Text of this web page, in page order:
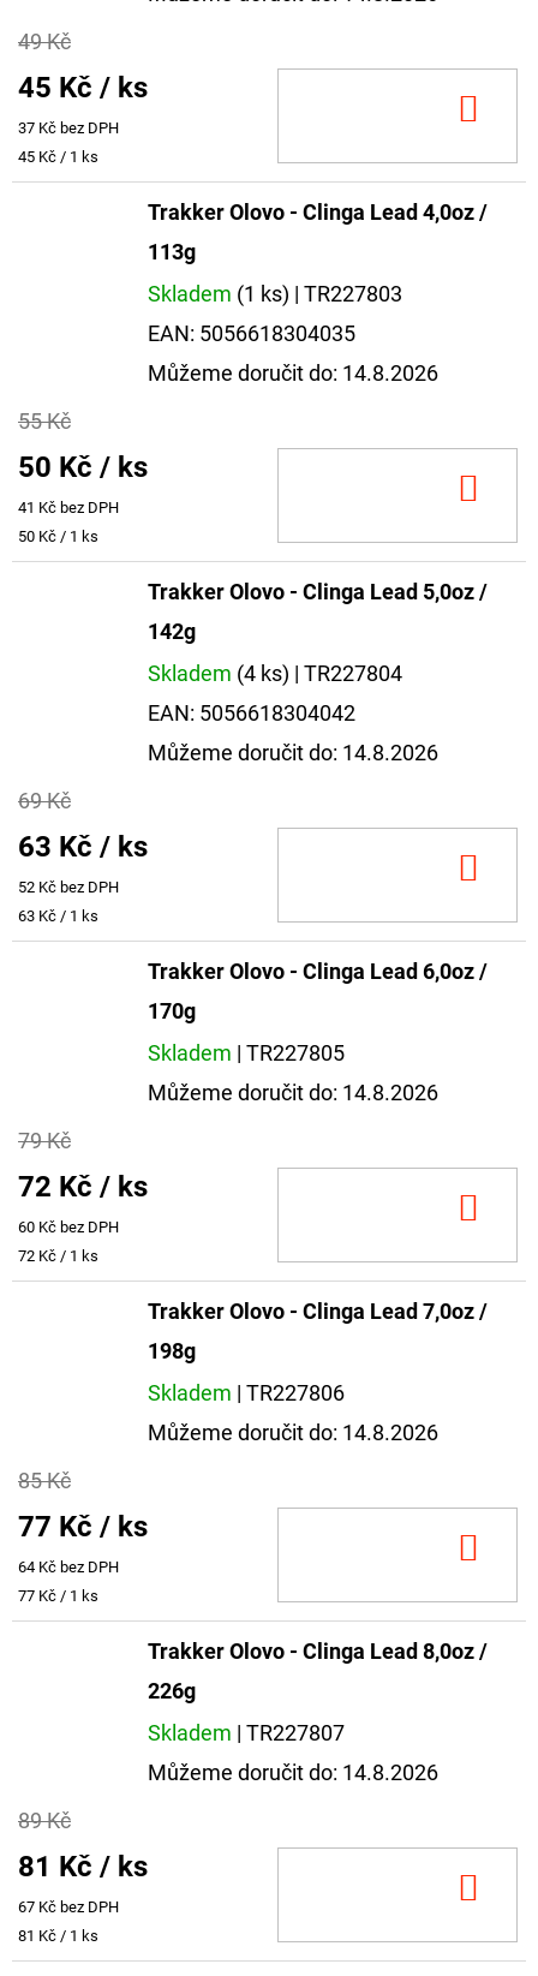
49 Kč
45 Kč / ks
37 Kč bez DPH
Měrná
cena:
45 Kč / 1 ks
Trakker Olovo - Clinga Lead 4,0oz /
113g
Skladem (1 ks) | TR227803
EAN: 5056618304035
Můžeme doručit do: 14.8.2026
55 Kč
50 Kč / ks
41 Kč bez DPH
Měrná
cena:
50 Kč / 1 ks
Trakker Olovo - Clinga Lead 5,0oz /
142g
Skladem (4 ks) | TR227804
EAN: 5056618304042
Můžeme doručit do: 14.8.2026
69 Kč
63 Kč / ks
52 Kč bez DPH
Měrná
cena:
63 Kč / 1 ks
Trakker Olovo - Clinga Lead 6,0oz /
170g
Skladem | TR227805
Můžeme doručit do: 14.8.2026
79 Kč
72 Kč / ks
60 Kč bez DPH
Měrná
cena:
72 Kč / 1 ks
Trakker Olovo - Clinga Lead 7,0oz /
198g
Skladem | TR227806
Můžeme doručit do: 14.8.2026
85 Kč
77 Kč / ks
64 Kč bez DPH
Měrná
cena:
77 Kč / 1 ks
Trakker Olovo - Clinga Lead 8,0oz /
226g
Skladem | TR227807
Můžeme doručit do: 14.8.2026
89 Kč
81 Kč / ks
67 Kč bez DPH
Měrná
cena:
81 Kč / 1 ks